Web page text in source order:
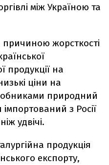
між Україною та
жорсткості
продукції на
ціни на
природний
з Росії
удвічі.
продукція
експорту,